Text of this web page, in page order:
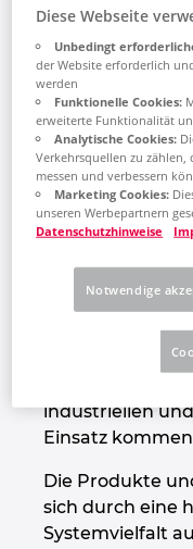
We
Die Jetter AG
höchste
industriellen
Einsatz
Die Produkte
sich durch eine
Systemvielfalt
Chile
China
China Taiwan
Dänemark
Deutschland
Griechenland
Großbritannien
Diese Webseite
Unbedingt
der Website erforderlich
werden
Funktionelle Cookies:
erweiterte Funktionalität
Analytische Cookies:
Verkehrsquellen zu
messen und verbessern
Marketing Cookies:
unseren Werbepartnern
Datenschutzhinweise
Notwendige